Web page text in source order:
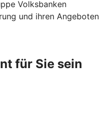
Volksbanken
und ihren Angeboten
für Sie sein